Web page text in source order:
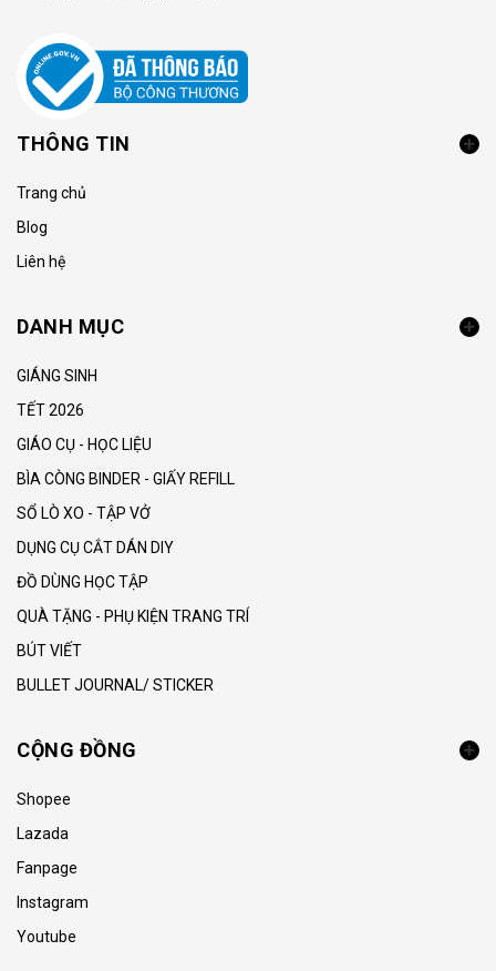
THÔNG TIN
Trang chủ
Blog
Liên hệ
DANH MỤC
GIÁNG SINH
TẾT 2026
GIÁO CỤ - HỌC LIỆU
BÌA CÒNG BINDER - GIẤY REFILL
SỔ LÒ XO - TẬP VỞ
DỤNG CỤ CẮT DÁN DIY
ĐỒ DÙNG HỌC TẬP
QUÀ TẶNG - PHỤ KIỆN TRANG TRÍ
BÚT VIẾT
BULLET JOURNAL/ STICKER
CỘNG ĐỒNG
Shopee
Lazada
Fanpage
Instagram
Youtube